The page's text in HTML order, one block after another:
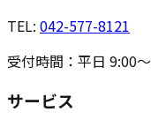
TEL: 042-577-8121
受付時間：平日 9:00
サービス